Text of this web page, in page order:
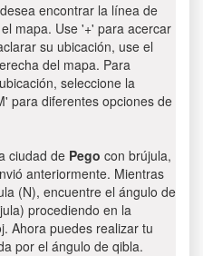
encontrar la línea de
mapa. Use '+' para acercar
su ubicación, use el
del mapa. Para
seleccione la
para diferentes opciones de
ciudad de Pego con brújula,
anteriormente. Mientras
(N), encuentre el ángulo de
procediendo en la
Ahora puedes realizar tu
por el ángulo de qibla.